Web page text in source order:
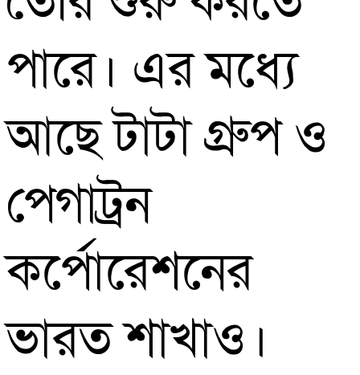
পারে। এর মধ্যে
আছে টাটা গ্রুপ ও
পেগাট্রন
কর্পোরেশনের
ভারত শাখাও।